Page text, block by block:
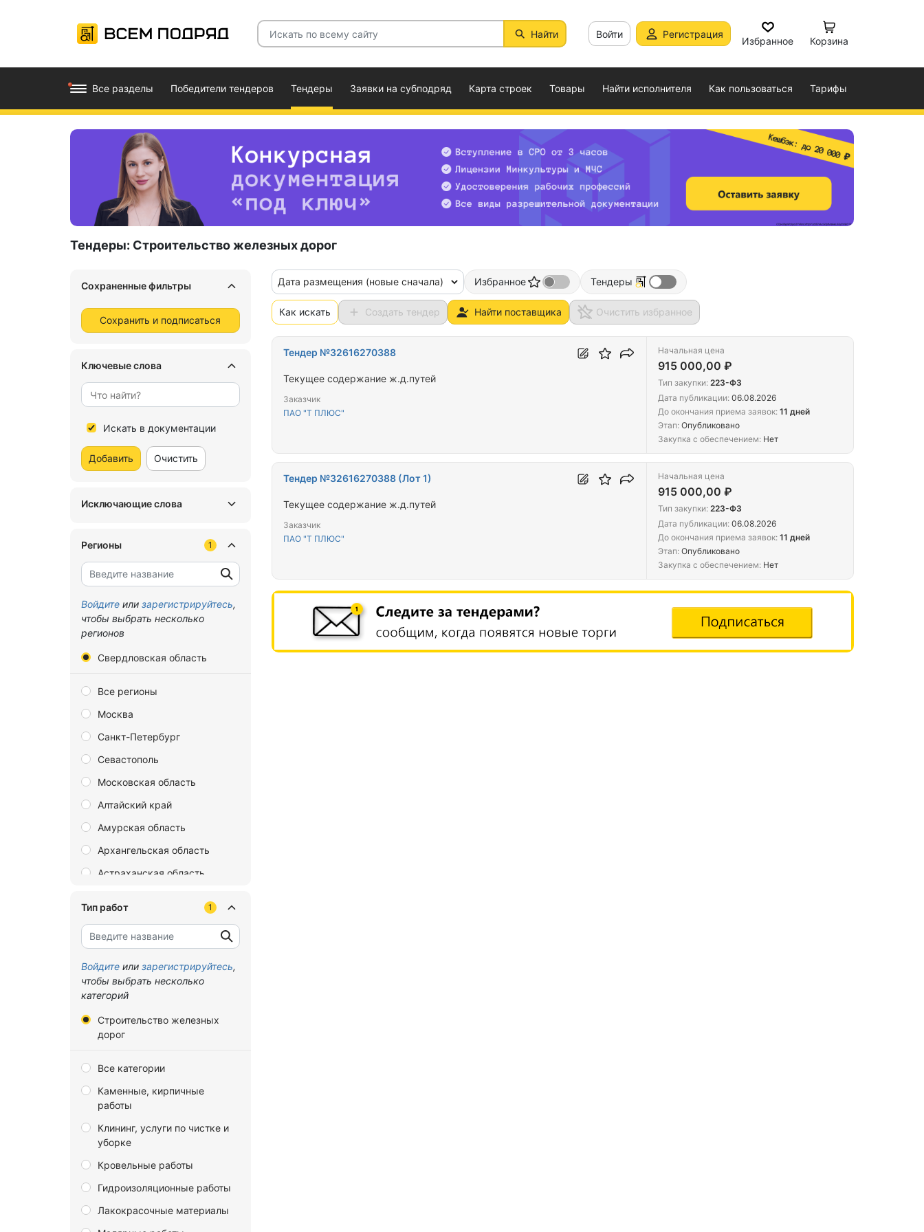
Найти Войти Регистрация
Избранное Корзина
Все разделы Победители тендеров Тендеры Заявки на субподряд Карта строек Товары Найти исполнителя Как пользоваться Тарифы
Тендеры: Строительство железных дорог
Сохраненные фильтры
Сохранить и подписаться
Ключевые слова
Искать в документации
Добавить Очистить
Исключающие слова
Регионы 1
Войдите или зарегистрируйтесь,
чтобы выбрать несколько
регионов
Свердловская область
Все регионы
Москва
Санкт-Петербург
Севастополь
Московская область
Алтайский край
Амурская область
Архангельская область
Астраханская область
Брянская область
Владимирская область
Волгоградская область
Воронежская область
Республика
Еврейская автономная
область
Забайкальский край
Запорожская область
Ивановская область
Иркутская область
Калининградская область
Тип работ 1
Войдите или зарегистрируйтесь,
чтобы выбрать несколько
категорий
Строительство железных
дорог
Все категории
Каменные, кирпичные
работы
Клининг, услуги по чистке и
уборке
Кровельные работы
Гидроизоляционные работы
Лакокрасочные материалы
Дата размещения (новые сначала) Избранное Тендеры
Как искать Создать тендер Найти поставщика Очистить избранное
Тендер №32616270388
Текущее содержание ж.д.путей
Заказчик
ПАО "Т ПЛЮС"
Начальная цена
915 000,00 ₽
Тип закупки: 223-ФЗ
Дата публикации: 06.08.2026
До окончания приема заявок: 11 дней
Этап: Опубликовано
Закупка с обеспечением: Нет
Тендер №32616270388 (Лот 1)
Текущее содержание ж.д.путей
Заказчик
ПАО "Т ПЛЮС"
Начальная цена
915 000,00 ₽
Тип закупки: 223-ФЗ
Дата публикации: 06.08.2026
До окончания приема заявок: 11 дней
Этап: Опубликовано
Закупка с обеспечением: Нет